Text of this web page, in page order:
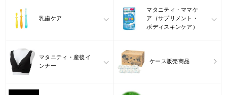
乳歯ケア
マタニティ・ママケ
ア（サプリメント・
ボディスキンケア）
マタニティ・産後イ
ンナー
ケース販売商品